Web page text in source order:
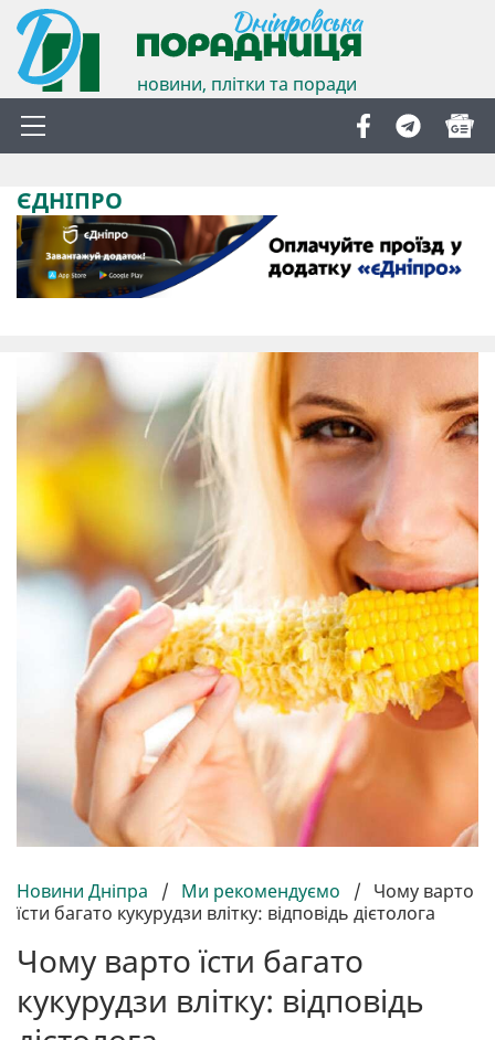
новини, плітки та поради
ЄДНІПРО
Новини Дніпра / Ми рекомендуємо / Чому варто
їсти багато кукурудзи влітку: відповідь дієтолога
Чому варто їсти багато
кукурудзи влітку: відповідь